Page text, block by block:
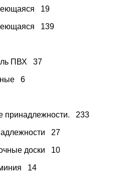
19
139
ПВХ 37
6
принадлежности. 233
27
доски 10
14